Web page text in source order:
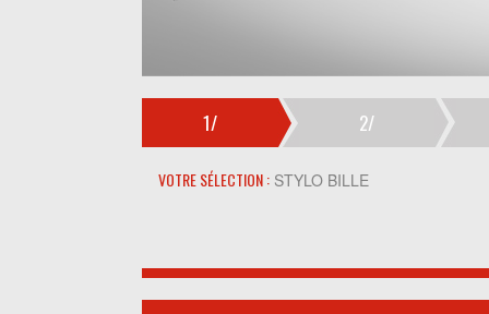
1/ 2/
VOTRE SÉLECTION : STYLO BILLE